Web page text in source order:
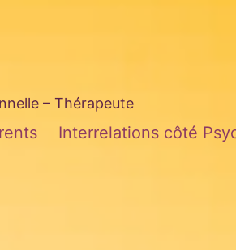
– Thérapeute
Interrelations côté